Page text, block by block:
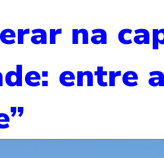
na
entre